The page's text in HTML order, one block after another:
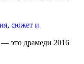
сюжет и
— это драмеди 2016